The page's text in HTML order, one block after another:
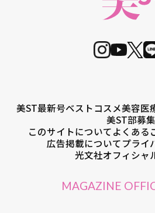
美ST最新号ベストコスメ美容医
美ST部募集
このサイトについてよくある
広告掲載についてプライ
光文社オフィシャ
MAGAZINE